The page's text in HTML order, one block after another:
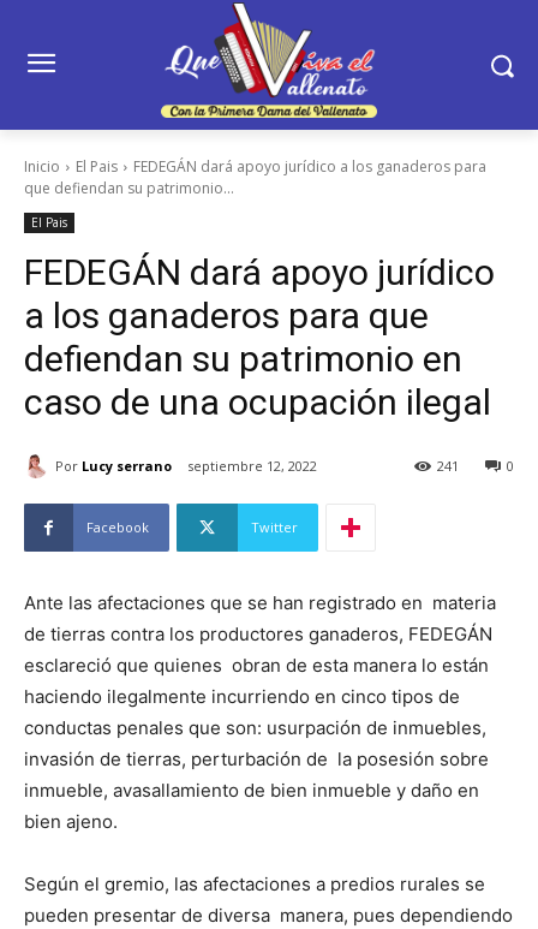
Inicio El Pais
FEDEGÁN dará apoyo jurídico a los ganaderos para
que defiendan su patrimonio...
El Pais
FEDEGÁN dará apoyo jurídico
a los ganaderos para que
defiendan su patrimonio en
caso de una ocupación ilegal
Por Lucy serrano septiembre 12, 2022 0
241
Facebook Twitter
Ante las afectaciones que se han registrado en materia
de tierras contra los productores ganaderos, FEDEGÁN
esclareció que quienes obran de esta manera lo están
haciendo ilegalmente incurriendo en cinco tipos de
conductas penales que son: usurpación de inmuebles,
invasión de tierras, perturbación de la posesión sobre
inmueble, avasallamiento de bien inmueble y daño en
bien ajeno.
Según el gremio, las afectaciones a predios rurales se
pueden presentar de diversa manera, pues dependiendo